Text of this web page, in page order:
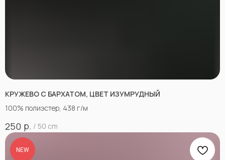
КРУЖЕВО С БАРХАТОМ, ЦВЕТ ИЗУМРУДНЫЙ
100% полиэстер, 438 г/м
250 р. / 50 cm
NEW